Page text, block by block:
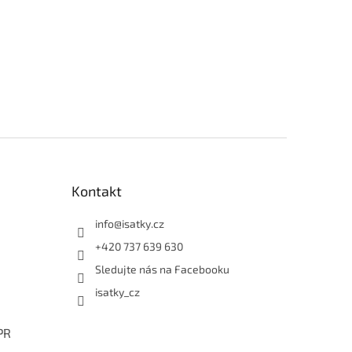
Kontakt
info@isatky.cz
+420 737 639 630
Sledujte nás na Facebooku
isatky_cz